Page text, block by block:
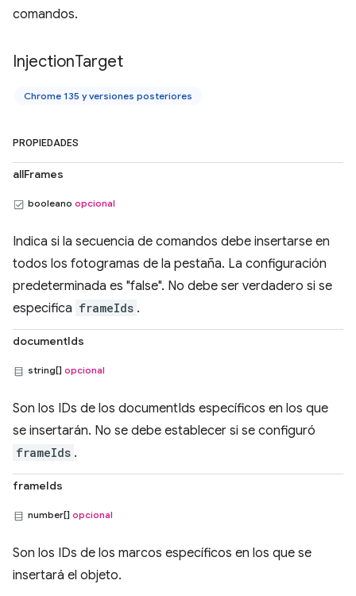
comandos.
InjectionTarget
Chrome 135 y versiones posteriores
PROPIEDADES
allFrames
booleano opcional
Indica si la secuencia de comandos debe insertarse en
todos los fotogramas de la pestaña. La configuración
predeterminada es "false". No debe ser verdadero si se
especifica frameIds .
documentIds
string[] opcional
Son los IDs de los documentIds específicos en los que
se insertarán. No se debe establecer si se configuró
frameIds .
frameIds
number[] opcional
Son los IDs de los marcos específicos en los que se
insertará el objeto.